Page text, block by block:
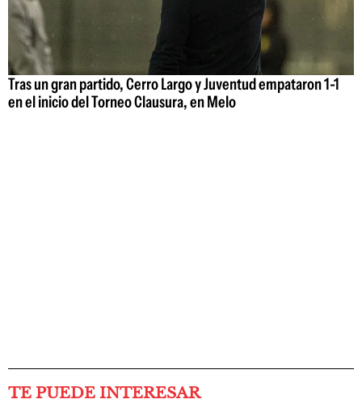
Tras un gran partido, Cerro Largo y Juventud empataron 1-1
en el inicio del Torneo Clausura, en Melo
TE PUEDE INTERESAR